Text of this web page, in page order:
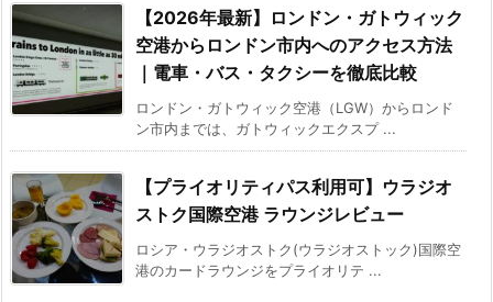
【2026年最新】ロンドン・ガトウィック
空港からロンドン市内へのアクセス方法
｜電車・バス・タクシーを徹底比較
ロンドン・ガトウィック空港（LGW）からロンド
ン市内までは、ガトウィックエクスプ ...
【プライオリティパス利用可】ウラジオ
ストク国際空港 ラウンジレビュー
ロシア・ウラジオストク(ウラジオストック)国際空
港のカードラウンジをプライオリテ ...